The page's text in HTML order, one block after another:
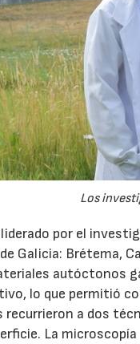
Los
liderado por el
Galicia: Brétema,
autóctonos
lo que permitió
recurrieron a dos
La